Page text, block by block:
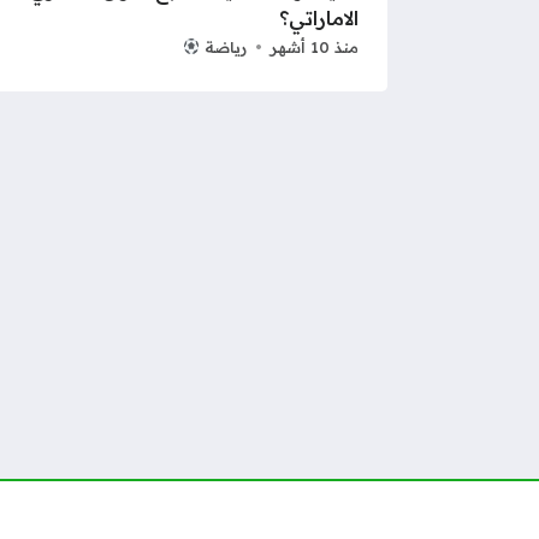
الاماراتي؟
منذ 10 أشهر رياضة